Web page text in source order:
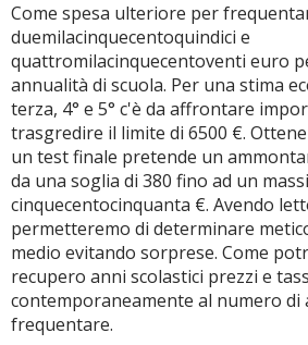
Come spesa ulteriore per
duemilacinquecentoquindici e
quattromilacinquecentoventi euro
annualità di scuola. Per una stima
terza, 4° e 5° c'è da affrontare
trasgredire il limite di 6500 €.
un test finale pretende un
da una soglia di 380 fino ad un
cinquecentocinquanta €. Avendo
permetteremo di determinare
medio evitando sorprese. Come
recupero anni scolastici prezzi e
contemporaneamente al numero di
frequentare.